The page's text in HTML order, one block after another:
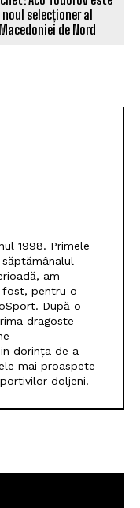
noul selecționer al
Macedoniei de Nord
1998. Primele
am
fost, pentru o
După o
dragoste —
dorința de a
mai proaspete
doljeni.